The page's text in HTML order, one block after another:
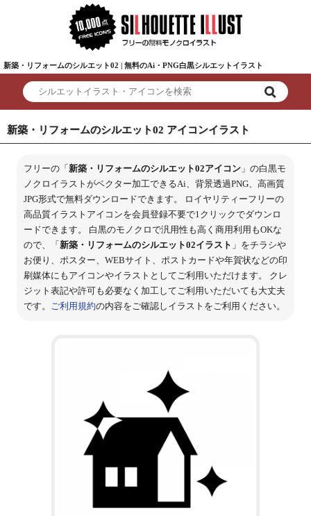
新築・リフォームのシルエット02 | 無料のAi・PNG白黒シルエットイラスト
新築・リフォームのシルエット02 アイコンイラスト
フリーの「 新築・リフォームのシルエット02アイコン」の白黒モ
ノクロイラストがベクター加工できるAi、背景透過PNG、高画質
JPG形式で無料ダウンロードできます。 ロイヤリティーフリーの
高品質イラストアイコンを会員登録不要で1クリックでダウンロ
ードできます。 白黒のモノクロで汎用性も高く商用利用もOKな
ので、「 新築・リフォームのシルエット02イラスト 」をチラシや
お便り、ポスター、WEBサイト、ポストカードや年賀状などの印
刷媒体にもアイコンやイラストとしてご利用いただけます。 クレ
ジット表記や許可も必要なく加工してご利用いただいても大丈夫
です。 ご利用規約の内容をご確認しイラストをご利用ください。